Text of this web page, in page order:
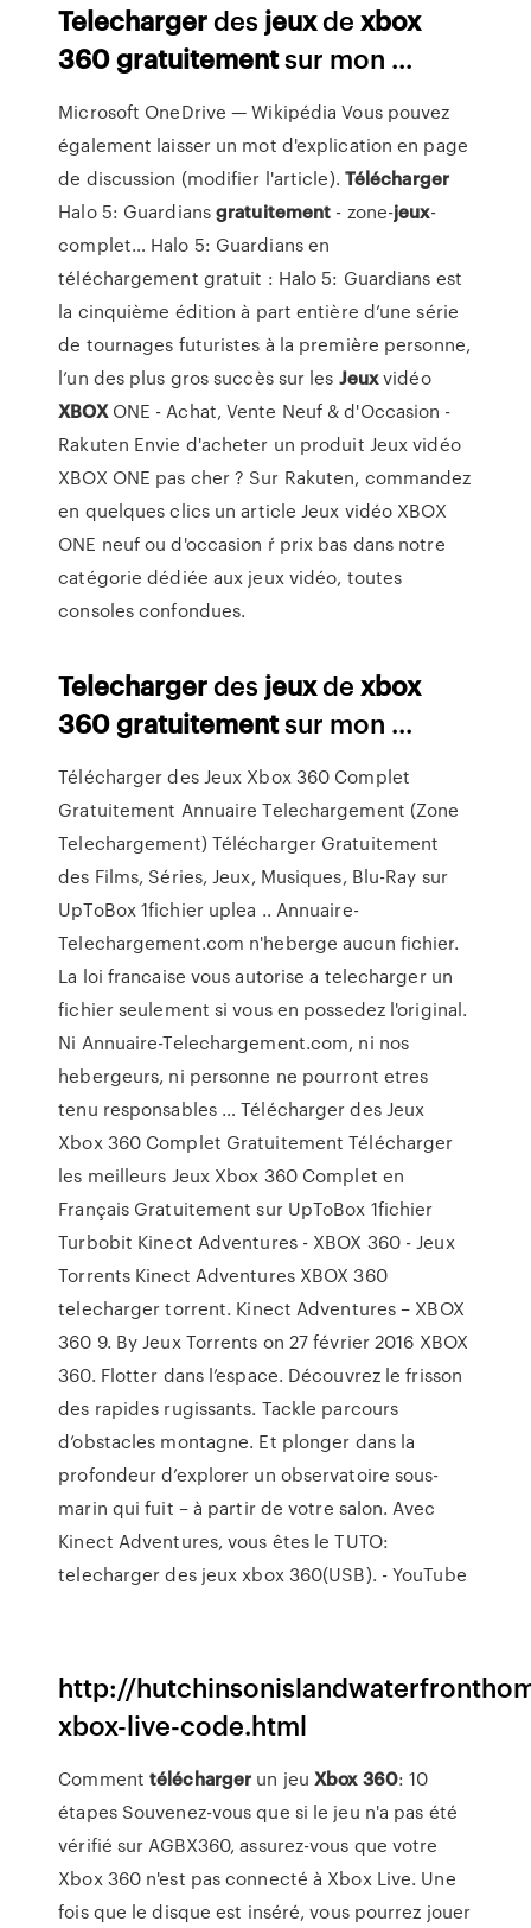
Telechargerdes jeuxdexbox
360gratuitementsur mon ...
Microsoft OneDrive — Wikipédia Vous pouvez
également laisser un mot d'explication en page
de discussion (modifier l'article). Télécharger
Halo 5: Guardiansgratuitement - zone-jeux-
complet… Halo 5: Guardians en
téléchargement gratuit : Halo 5: Guardians est
la cinquième édition à part entière d’une série
de tournages futuristes à la première personne,
l’un des plus gros succès sur les Jeuxvidéo
XBOXONE - Achat, Vente Neuf & d'Occasion -
Rakuten Envie d'acheter un produit Jeux vidéo
XBOX ONE pas cher ? Sur Rakuten, commandez
en quelques clics un article Jeux vidéo XBOX
ONE neuf ou d'occasion ŕ prix bas dans notre
catégorie dédiée aux jeux vidéo, toutes
consoles confondues.
Telechargerdes jeuxdexbox
360gratuitementsur mon ...
Télécharger des Jeux Xbox 360 Complet
Gratuitement Annuaire Telechargement (Zone
Telechargement) Télécharger Gratuitement
des Films, Séries, Jeux, Musiques, Blu-Ray sur
UpToBox 1fichier uplea .. Annuaire-
Telechargement.com n'heberge aucun fichier.
La loi francaise vous autorise a telecharger un
fichier seulement si vous en possedez l'original.
Ni Annuaire-Telechargement.com, ni nos
hebergeurs, ni personne ne pourront etres
tenu responsables … Télécharger des Jeux
Xbox 360 Complet Gratuitement Télécharger
les meilleurs Jeux Xbox 360 Complet en
Français Gratuitement sur UpToBox 1fichier
Turbobit Kinect Adventures - XBOX 360 - Jeux
Torrents Kinect Adventures XBOX 360
telecharger torrent. Kinect Adventures – XBOX
360 9. By Jeux Torrents on 27 février 2016 XBOX
360. Flotter dans l’espace. Découvrez le frisson
des rapides rugissants. Tackle parcours
d’obstacles montagne. Et plonger dans la
profondeur d’explorer un observatoire sous-
marin qui fuit – à partir de votre salon. Avec
Kinect Adventures, vous êtes le TUTO:
telecharger des jeux xbox 360(USB). - YouTube
http://
xbox-live-code.html
Commenttélécharger un jeu Xbox 360: 10
étapes Souvenez-vous que si le jeu n'a pas été
vérifié sur AGBX360, assurez-vous que votre
Xbox 360 n'est pas connecté à Xbox Live. Une
fois que le disque est inséré, vous pourrez jouer